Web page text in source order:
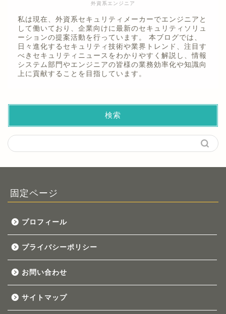
外資系エンジニア
私は現在、外資系セキュリティメーカーでエンジニアと
して働いており、企業向けに最新のセキュリティソリュ
ーションの提案活動を行っています。 本ブログでは、
日々進化するセキュリティ技術や業界トレンド、注目す
べきセキュリティニュースをわかりやすく解説し、情報
システム部門やエンジニアの皆様の業務効率化や知識向
上に貢献することを目指しています。
検索
固定ページ
プロフィール
プライバシーポリシー
お問い合わせ
サイトマップ